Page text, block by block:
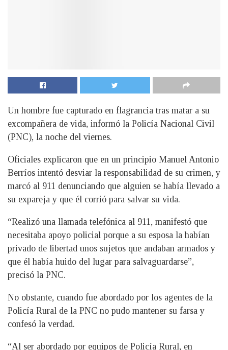
Un hombre fue capturado en flagrancia tras matar a su
excompañera de vida, informó la Policía Nacional Civil
(PNC), la noche del viernes.
Oficiales explicaron que en un principio Manuel Antonio
Berríos intentó desviar la responsabilidad de su crimen, y
marcó al 911 denunciando que alguien se había llevado a
su expareja y que él corrió para salvar su vida.
“Realizó una llamada telefónica al 911, manifestó que
necesitaba apoyo policial porque a su esposa la habían
privado de libertad unos sujetos que andaban armados y
que él había huido del lugar para salvaguardarse”,
precisó la PNC.
No obstante, cuando fue abordado por los agentes de la
Policía Rural de la PNC no pudo mantener su farsa y
confesó la verdad.
“Al ser abordado por equipos de Policía Rural, en